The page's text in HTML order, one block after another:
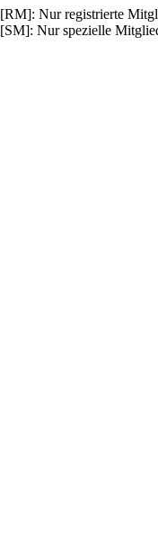
[RM]: Nur registrierte
[SM]: Nur spezielle